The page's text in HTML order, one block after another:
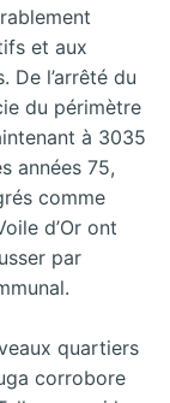
et aux
De l’arrêté du
du périmètre
à 3035
années 75,
comme
d’Or ont
par
quartiers
corrobore